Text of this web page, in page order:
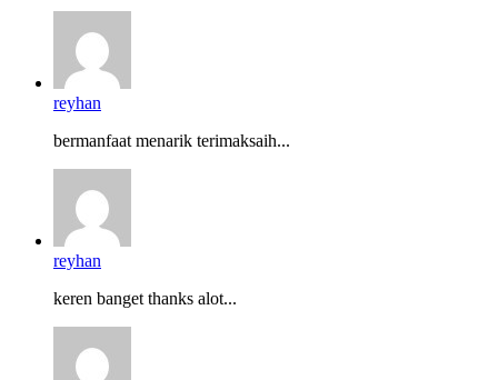
reyhan
bermanfaat menarik terimaksaih...
reyhan
keren banget thanks alot...